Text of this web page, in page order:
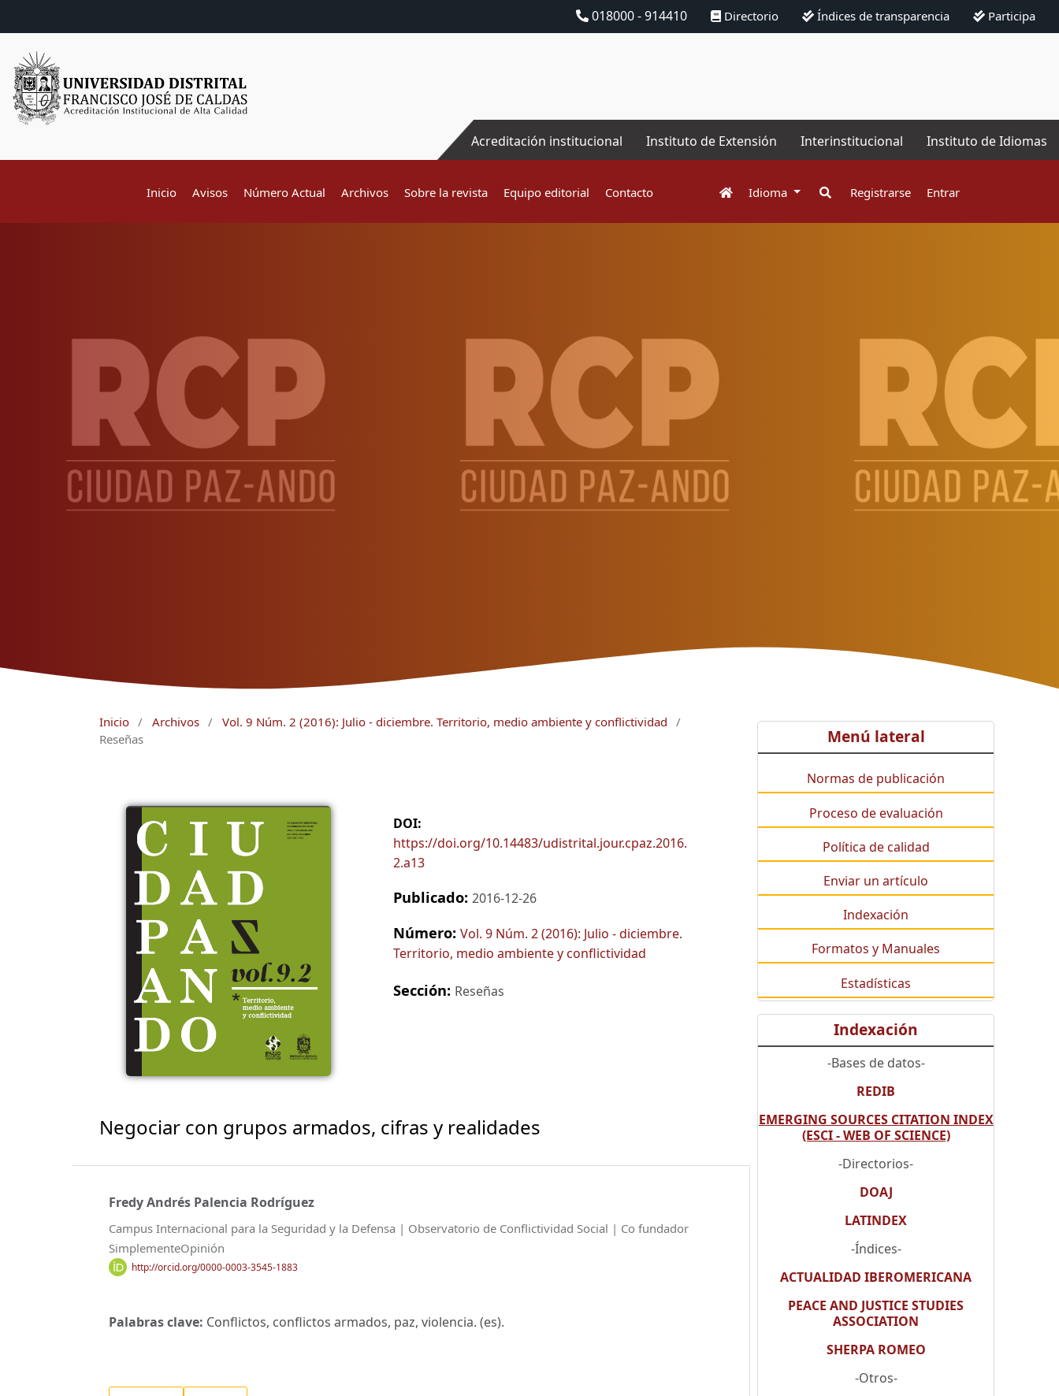
018000 - 914410 Directorio Índices de transparencia Participa
Acreditación institucional Instituto de Extensión Interinstitucional Instituto de Idiomas
Inicio Avisos Número Actual Archivos Sobre la revista Equipo editorial Contacto Idioma Registrarse Entrar
Inicio / Archivos / Vol. 9 Núm. 2 (2016): Julio - diciembre. Territorio, medio ambiente y conflictividad
/
Reseñas
DOI:
https://doi.org/10.14483/udistrital.jour.cpaz.2016.
2.a13
Publicado: 2016-12-26
Número: Vol. 9 Núm. 2 (2016): Julio - diciembre.
Territorio, medio ambiente y conflictividad
Sección: Reseñas
Negociar con grupos armados, cifras y realidades
Fredy Andrés Palencia Rodríguez
Campus Internacional para la Seguridad y la Defensa | Observatorio de Conflictividad Social | Co fundador
SimplementeOpinión
http://orcid.org/0000-0003-3545-1883
Palabras clave: Conflictos, conflictos armados, paz, violencia. (es).
Menú lateral
Normas de publicación
Proceso de evaluación
Política de calidad
Enviar un artículo
Indexación
Formatos y Manuales
Estadísticas
Indexación
-Bases de datos-
REDIB
EMERGING SOURCES CITATION INDEX
(ESCI - WEB OF SCIENCE)
-Directorios-
DOAJ
LATINDEX
-Índices-
ACTUALIDAD IBEROMERICANA
PEACE AND JUSTICE STUDIES
ASSOCIATION
SHERPA ROMEO
-Otros-